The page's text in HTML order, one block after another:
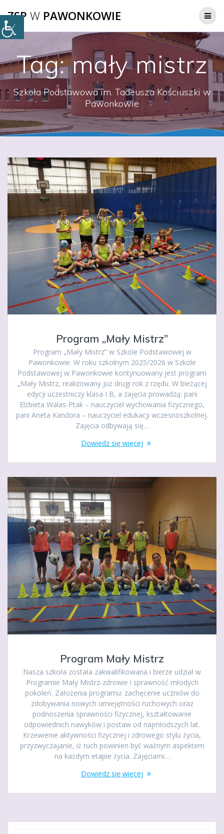
do
ZSP W PAWONKOWIE
Tag:mały mistrz
Szkoła Podstawowa im. Tadeusza Kościuszki w
Pawonkowie
Program „Mały Mistrz”
Program „Mały Mistrz” w Szkole Podstawowej w
Pawonkowie. W roku szkolnym 2025/2026 w Szkole
Podstawowej w Pawonkowie kontynuowany jest program
„Mały Mistrz, realizowany już drugi rok z rzędu. W bieżącej
edycji uczestniczy klasa I B, a zajęcia prowadzą: pani
Elżbieta Walas-Ptak – nauczyciel wychowania fizycznego,
pani Aneta Kandora – nauczyciel edukacji wczesnoszkolnej.
Zajęcia odbywają się…
Dowiedz się więcej
Program Mały Mistrz
Nasza szkoła została zakwalifikowana i bierze udział w
Programie Mały Mistrz-zdrowie i sprawność młodych
pokoleń. Założenia programu: zachęcenie uczniów do
zdobywania nowych umiejętności ruchowych oraz
podnoszenia sprawności fizycznej, kształtowanie
odpowiednich nawyków i postaw od najmłodszych lat.
Krzewienie aktywności fizycznej i zdrowego stylu życia,
przyzwyczajanie, iż ruch powinien być ważnym aspektem
na każdym etapie życia. Zajęciami…
Dowiedz się więcej